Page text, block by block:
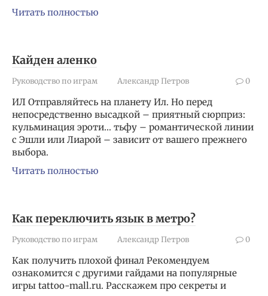
Читать полностью
Кайден аленко
Руководство по играм Александр Петров 0
ИЛ Отправляйтесь на планету Ил. Но перед
непосредственно высадкой – приятный сюрприз:
кульминация эроти… тьфу – романтической линии
с Эшли или Лиарой – зависит от вашего прежнего
выбора.
Читать полностью
Как переключить язык в метро?
Руководство по играм Александр Петров 0
Как получить плохой финал Рекомендуем
ознакомится с другими гайдами на популярные
игры tattoo-mall.ru. Расскажем про секреты и